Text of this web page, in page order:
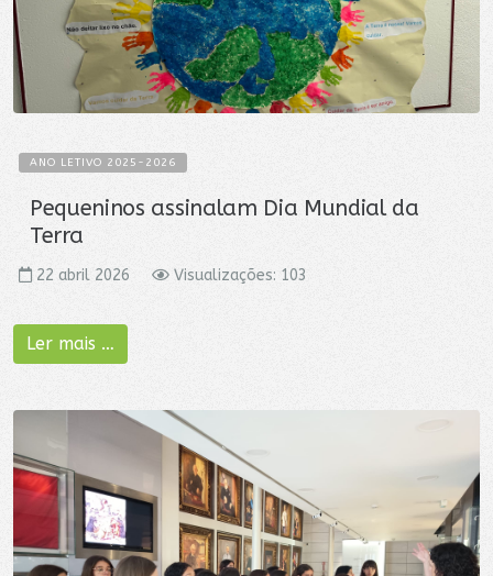
ANO LETIVO 2025-2026
Pequeninos assinalam Dia Mundial da
Terra
22 abril 2026 Visualizações: 103
Ler mais …